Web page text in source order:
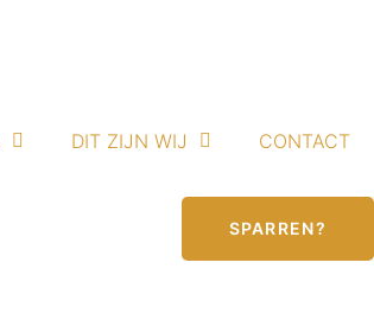
DIT ZIJN WIJ CONTACT
SPARREN?